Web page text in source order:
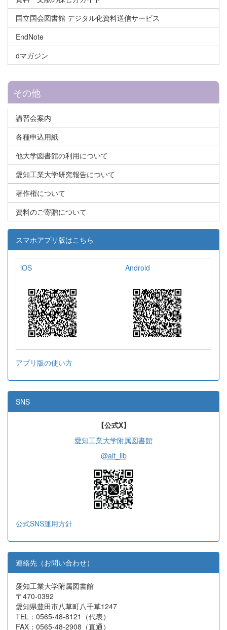
国立国会図書館 デジタル化資料送信サービス
EndNote
dマガジン
その他
講習会案内
各種申込用紙
他大学図書館の利用について
愛知工業大学研究報告について
著作権について
資料のご寄贈について
スマホアプリ版はこちら
iOS Android
アプリ版の使い方
SNS
【公式X】
愛知工業大学附属図書館
@ait_lib
公式SNS運用方針
連絡先（お問い合わせ）
愛知工業大学附属図書館
〒470-0392
愛知県豊田市八草町八千草1247
TEL：0565-48-8121（代表）
FAX：0565-48-2908（直通）